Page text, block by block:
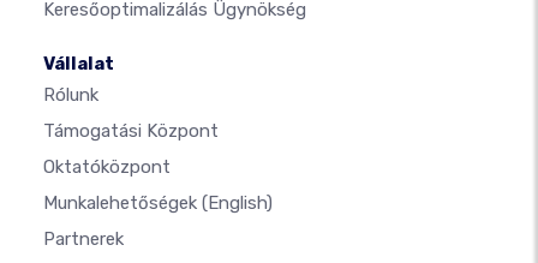
Keresőoptimalizálás Ügynökség
Vállalat
Rólunk
Támogatási Központ
Oktatóközpont
Munkalehetőségek (English)
Partnerek